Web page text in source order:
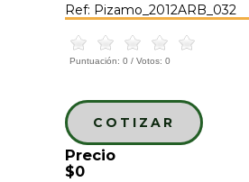
Ref: Pizamo_2012ARB_032
Puntuación: 0 / Votos: 0
COTIZAR
Precio
$0